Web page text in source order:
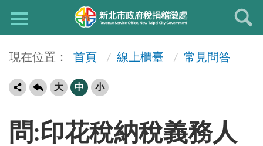
首頁 線上櫃臺 常見問答
大 中 小
問:印花稅納稅義務人